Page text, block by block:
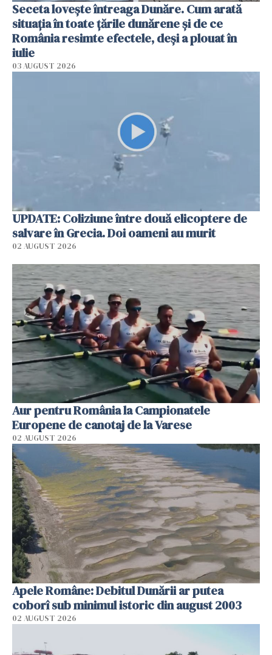
Seceta lovește întreaga Dunăre. Cum arată
situația în toate țările dunărene și de ce
România resimte efectele, deși a plouat în
iulie
03 AUGUST 2026
UPDATE: Coliziune între două elicoptere de
salvare în Grecia. Doi oameni au murit
02 AUGUST 2026
Aur pentru România la Campionatele
Europene de canotaj de la Varese
02 AUGUST 2026
Apele Române: Debitul Dunării ar putea
coborî sub minimul istoric din august 2003
02 AUGUST 2026